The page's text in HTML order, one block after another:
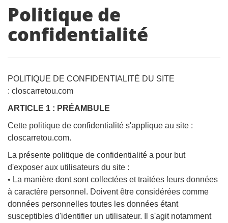
Politique de
confidentialité
POLITIQUE DE CONFIDENTIALITÉ DU SITE
: closcarretou.com
ARTICLE 1 : PRÉAMBULE
Cette politique de confidentialité s'applique au site :
closcarretou.com.
La présente politique de confidentialité a pour but
d'exposer aux utilisateurs du site :
• La manière dont sont collectées et traitées leurs données
à caractère personnel. Doivent être considérées comme
données personnelles toutes les données étant
susceptibles d'identifier un utilisateur. Il s'agit notamment